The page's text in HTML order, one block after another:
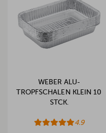
WEBER ALU-
TROPFSCHALEN KLEIN 10
STCK.
4.9